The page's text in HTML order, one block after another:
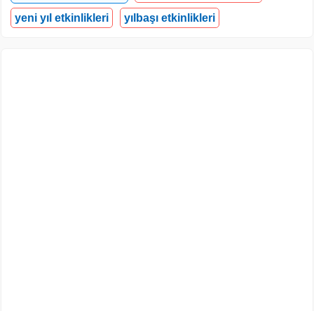
yeni yıl etkinlikleri yılbaşı etkinlikleri